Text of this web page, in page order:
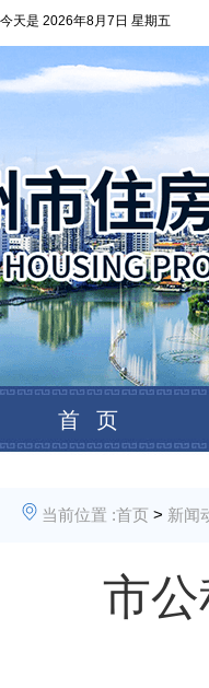
今天是 2026年8月7日 星期五
首 页
当前位置 :首页 > 新闻
市